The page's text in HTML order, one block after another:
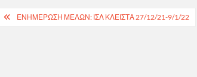
Πλοήγηση
ΕΝΗΜΕΡΩΣΗ ΜΕΛΩΝ: ΙΣΛ ΚΛΕΙΣΤΑ 27/12/21-9/1/22